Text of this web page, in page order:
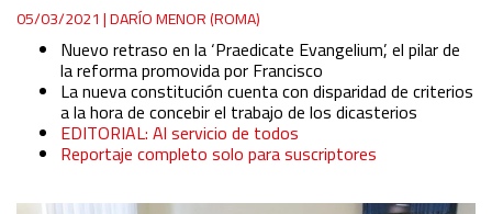
05/03/2021 |DARÍO MENOR (ROMA)
Nuevo retraso en la ‘Praedicate Evangelium’, el pilar de
la reforma promovida por Francisco
La nueva constitución cuenta con disparidad de criterios
a la hora de concebir el trabajo de los dicasterios
EDITORIAL: Al servicio de todos
Reportaje completo solo para suscriptores